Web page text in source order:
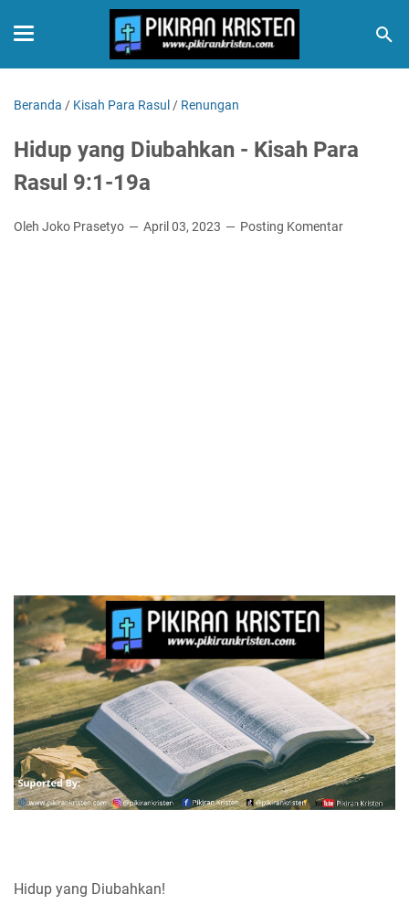
Beranda / Kisah Para Rasul / Renungan
Hidup yang Diubahkan - Kisah Para
Rasul 9:1-19a
Oleh Joko Prasetyo April 03, 2023 Posting Komentar
Hidup yang Diubahkan!